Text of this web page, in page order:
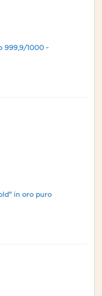
999,9/1000 -
in oro puro